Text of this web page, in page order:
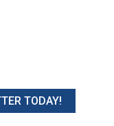
TODAY!